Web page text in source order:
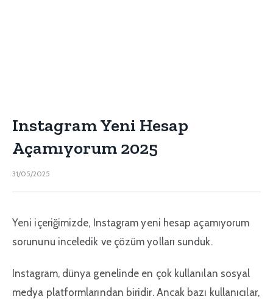
Instagram Yeni Hesap
Açamıyorum 2025
31/05/2025
Yeni içeriğimizde, Instagram yeni hesap açamıyorum
sorununu inceledik ve çözüm yolları sunduk.
Instagram, dünya genelinde en çok kullanılan sosyal
medya platformlarından biridir. Ancak bazı kullanıcılar,